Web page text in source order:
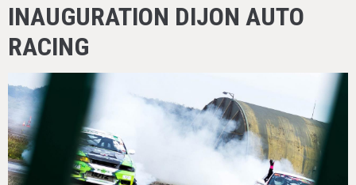
INAUGURATION DIJON AUTO
RACING